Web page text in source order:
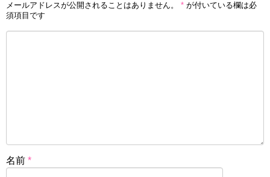
メールアドレスが公開されることはありません。 * が付いている欄は必
須項目です
名前 *